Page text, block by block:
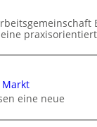
eine neue